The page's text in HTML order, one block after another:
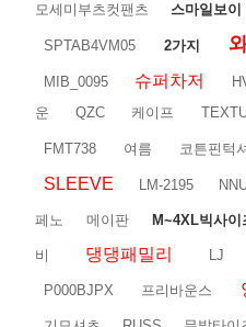
모세미부츠컷팬츠
스마일보이
SPTAB4VM05 2가지
MIB_0095 슈퍼차저
운
QZC 케이프
FMT738 여름 코튼핀턱
SLEEVE LM-2195
페노 메이판 M~4XL빅사이
비 댕댕패밀리 LJ
P000BJPX 프리바운스